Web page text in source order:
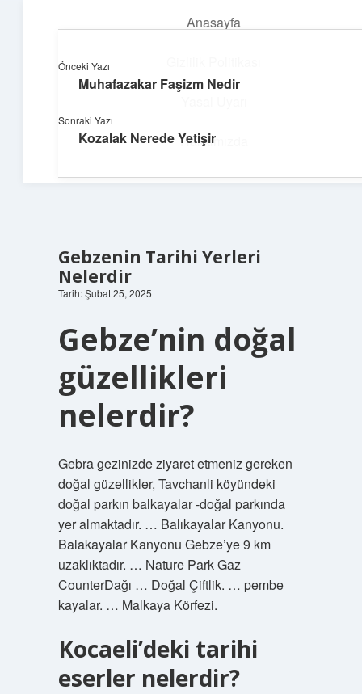
Anasayfa
Hakkımızda
Deniz Esintisi Hikayeler
Dalgalardan ilham alan neşeli bilgiler!
Gebzenin Tarihi Yerleri
Nelerdir
Tarih: Şubat 25, 2025
Gebze’nin doğal
güzellikleri
nelerdir?
Gebra gezinizde ziyaret etmeniz gereken
doğal güzellikler, Tavchanli köyündeki
doğal parkın balkayalar -doğal parkında
yer almaktadır. … Balıkayalar Kanyonu.
Balakayalar Kanyonu Gebze’ye 9 km
uzaklıktadır. … Nature Park Gaz
CounterDağı … Doğal Çiftlik. … pembe
kayalar. … Malkaya Körfezi.
Kocaeli’deki tarihi
eserler nelerdir?
Önceki Yazı
Muhafazakar Faşizm Nedir
Sonraki Yazı
Kozalak Nerede Yetişir